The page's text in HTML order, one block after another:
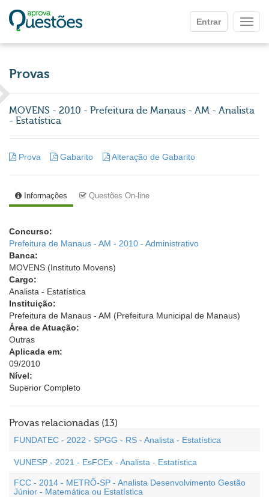
Entrar
Provas
MOVENS - 2010 - Prefeitura de Manaus - AM - Analista
- Estatística
Prova Gabarito Alteração de Gabarito
Informações Questões On-line
Concurso:
Prefeitura de Manaus - AM - 2010 - Administrativo
Banca:
MOVENS (Instituto Movens)
Cargo:
Analista - Estatística
Instituição:
Prefeitura de Manaus - AM (Prefeitura Municipal de Manaus)
Área de Atuação:
Outras
Aplicada em:
09/2010
Nível:
Superior Completo
Provas relacionadas (13)
FUNDATEC - 2022 - SPGG - RS - Analista - Estatística
VUNESP - 2021 - EsFCEx - Analista - Estatística
FCC - 2014 - METRÔ-SP - Analista Desenvolvimento Gestão
Júnior - Matemática ou Estatística